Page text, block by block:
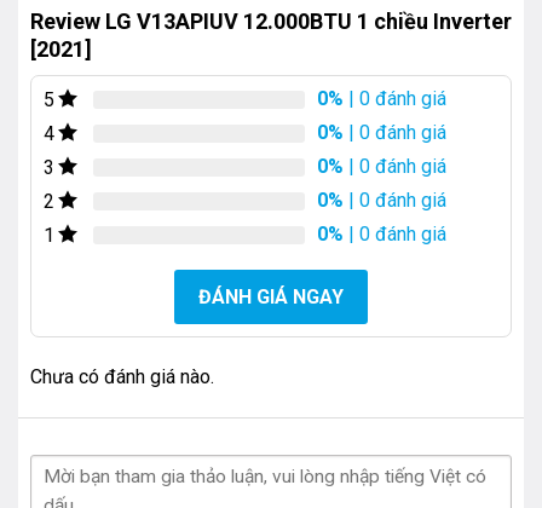
Review LG V13APIUV 12.000BTU 1 chiều Inverter
[2021]
5 0% | 0 đánh giá
4
0% | 0 đánh giá
3
0% | 0 đánh giá
2
0% | 0 đánh giá
1
0% | 0 đánh giá
ĐÁNH GIÁ NGAY
Chưa có đánh giá nào.